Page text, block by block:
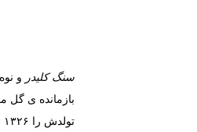
سنگ کلیدر و
بازمانده ی گل
تولدش را ۱۳۲۶ نوشته اند.